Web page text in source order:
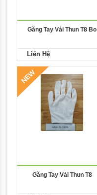
Găng Tay Vải Thun T8 Bo
Liên Hệ
NEW
Găng Tay Vải Thun T8